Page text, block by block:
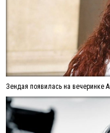
Зендая появилась на вечеринке